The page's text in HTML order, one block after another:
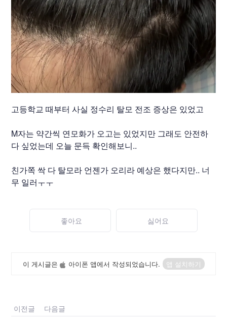
고등학교 때부터 사실 정수리 탈모 전조 증상은 있었고
M자는 약간씩 연모화가 오고는 있었지만 그래도 안전하
다 싶었는데 오늘 문득 확인해보니..
친가쪽 싹 다 탈모라 언젠가 오리라 예상은 했다지만.. 너
무 일러ㅜㅜ
좋아요 싫어요
이 게시글은 아이폰 앱에서 작성되었습니다. 앱 설치하기
이전글 다음글